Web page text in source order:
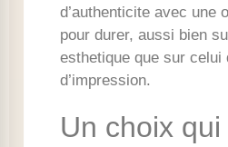
d’authenticite avec une
pour durer, aussi bien
esthetique que sur celui
d’impression.
Un choix